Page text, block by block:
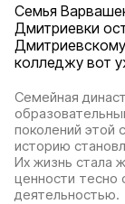
Семья
Дмитриевки
колледжу вот
Семейная
поколений этой
историю
Их жизнь стала
ценности тесно
деятельностью.